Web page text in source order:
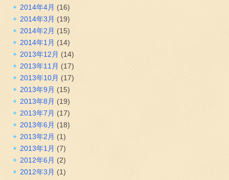
2014年4月 (16)
2014年3月 (19)
2014年2月 (15)
2014年1月 (14)
2013年12月 (14)
2013年11月 (17)
2013年10月 (17)
2013年9月 (15)
2013年8月 (19)
2013年7月 (17)
2013年6月 (18)
2013年2月 (1)
2013年1月 (7)
2012年6月 (2)
2012年3月 (1)